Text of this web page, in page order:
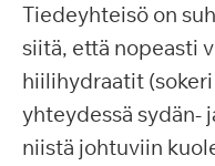
Tiedeyhteisö on
siitä, että nopeasti
hiilihydraatit
yhteydessä sydän-
niistä johtuviin